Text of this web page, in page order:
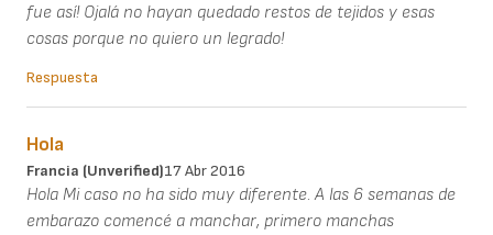
fue así! Ojalá no hayan quedado restos de tejidos y esas
cosas porque no quiero un legrado!
Respuesta
Hola
Francia (unverified)17 Abr 2016
Hola Mi caso no ha sido muy diferente. A las 6 semanas de
embarazo comencé a manchar, primero manchas